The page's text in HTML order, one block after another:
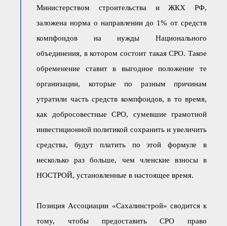
Министерством строительства и ЖКХ РФ,
заложена норма о направлении до 1% от средств
компфондов на нужды Национального
объединения, в котором состоит такая СРО. Такое
обременение ставит в выгодное положение те
организации, которые по разным причинам
утратили часть средств компфондов, в то время,
как добросовестные СРО, сумевшие грамотной
инвестиционной политикой сохранить и увеличить
средства, будут платить по этой формуле в
несколько раз больше, чем членские взносы в
НОСТРОЙ, установленные в настоящее время.
Позиция Ассоциации «Сахалинстрой» сводится к
тому, чтобы предоставить СРО право